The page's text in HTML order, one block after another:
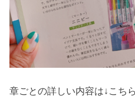
章ごとの詳しい内容は↓こち